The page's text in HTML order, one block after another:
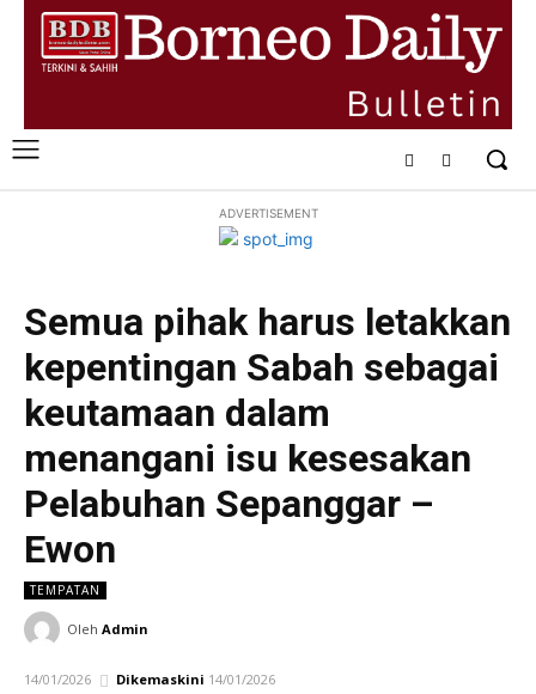
ADVERTISEMENT
Semua pihak harus letakkan
kepentingan Sabah sebagai
keutamaan dalam
menangani isu kesesakan
Pelabuhan Sepanggar –
Ewon
TEMPATAN
Oleh Admin
14/01/2026 Dikemaskini 14/01/2026